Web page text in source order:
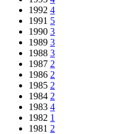
1992 4
1991 5
1990 3
1989 3
1988 3
1987 2
1986 2
1985 2
1984 2
1983 4
1982 1
1981 2